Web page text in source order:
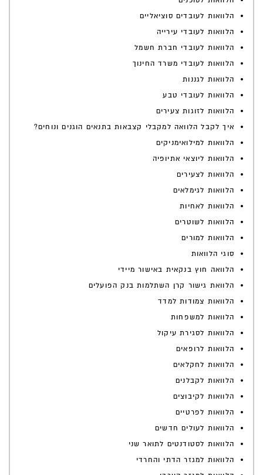
הלוואות לעובדים סוציאליים
הלוואות לעובדי עירייה
הלוואות לעובדי חברת חשמל
הלוואות לעובדי משרד החינוך
הלוואות לגננות
הלוואות לעובדי טבע
הלוואות לזוגות צעירים
איך לקבל הלוואה למקבלי קצבאות בתנאים הוגנים ונוחים?
הלוואות למילואימניקים
הלוואות ליוצאי אתיופיה
הלוואות לצעירים
הלוואות לגימלאים
הלוואות לאחיות
הלוואות לשוטרים
הלוואות למורים
סוגי הלוואות
הלוואה חוץ בנקאית באישור מיידי
הלוואת גישור קרן השתלמות בנק הפועלים
הלוואות צמודות למדד
הלוואות למשפחות
הלוואות לסגירת עיקול
הלוואות לרופאים
הלוואות לחקלאים
הלוואות לקבלנים
הלוואות לקיבוצים
הלוואות לפרטיים
הלוואות לעולים חדשים
הלוואות לסטודנטים לתואר שני
הלוואות למגזר הדתי והחרדי